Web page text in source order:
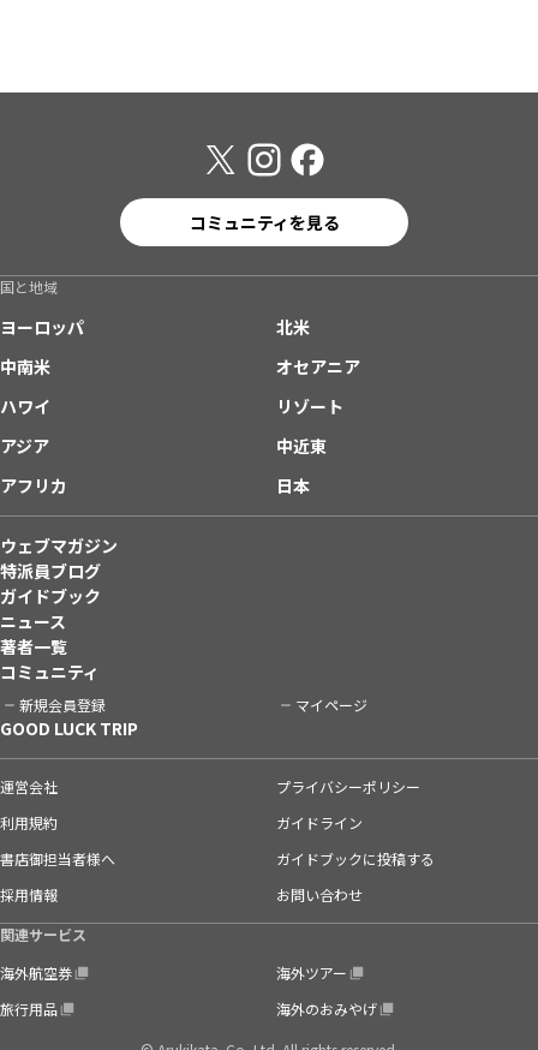
コミュニティを見る
国と地域
ヨーロッパ
北米
中南米
オセアニア
ハワイ
リゾート
アジア
中近東
アフリカ
日本
ウェブマガジン
特派員ブログ
ガイドブック
ニュース
著者一覧
コミュニティ
新規会員登録 マイページ
GOOD LUCK TRIP
運営会社
プライバシーポリシー
利用規約
ガイドライン
書店御担当者様へ
ガイドブックに投稿する
採用情報
お問い合わせ
関連サービス
海外航空券
海外ツアー
旅行用品
海外のおみやげ